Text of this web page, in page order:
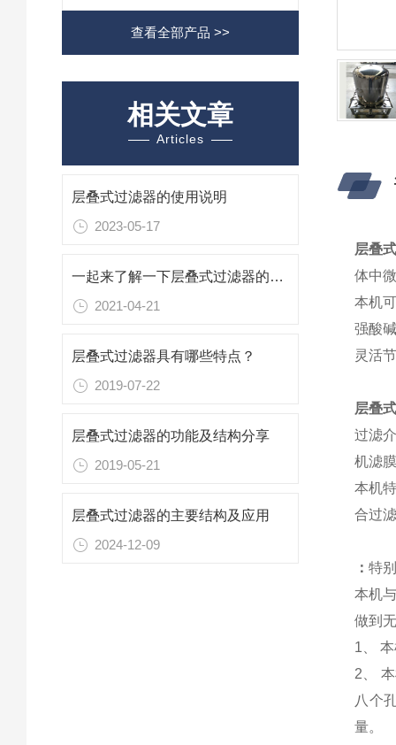
查看全部产品 >>
相关文章
Articles
层叠式过滤器的使用说明
2023-05-17
一起来了解一下层叠式过滤器的结构特点吧
2021-04-21
层叠式过滤器具有哪些特点？
2019-07-22
层叠式过滤器的功能及结构分享
2019-05-21
层叠式过滤器的主要结构及应用
2024-12-09
层叠
体中
本机
强酸
灵活
层叠
过滤
机滤
本机
合过
：特
本机
做到
1、
2、
八个
量。